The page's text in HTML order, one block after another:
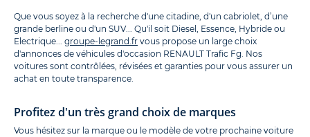
Que vous soyez à la recherche d'une citadine, d'un cabriolet, d’une
grande berline ou d'un SUV... Qu'il soit Diesel, Essence, Hybride ou
Electrique... groupe-legrand.fr vous propose un large choix
d'annonces de véhicules d'occasion RENAULT Trafic Fg. Nos
voitures sont contrôlées, révisées et garanties pour vous assurer un
achat en toute transparence.
Profitez d'un très grand choix de marques
Vous hésitez sur la marque ou le modèle de votre prochaine voiture